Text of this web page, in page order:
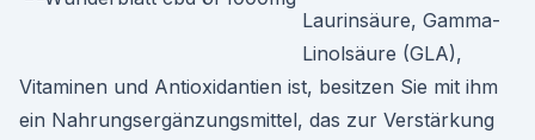
Laurinsäure, Gamma-
Linolsäure (GLA),
Vitaminen und Antioxidantien ist, besitzen Sie mit ihm
ein Nahrungsergänzungsmittel, das zur Verstärkung